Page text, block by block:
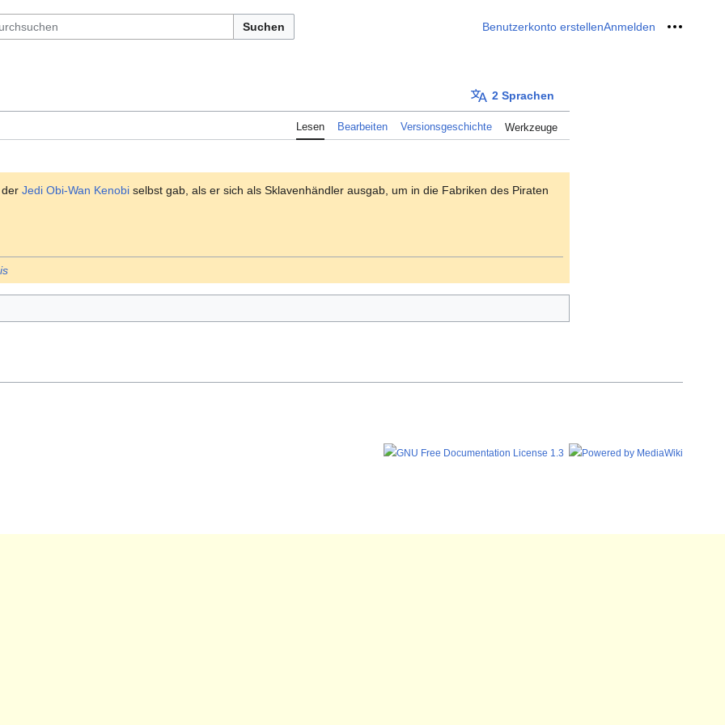
Suchen Benutzerkonto erstellenAnmelden Meine
2 Sprachen
Lesen Bearbeiten Versionsgeschichte Werkzeuge
Jedi Obi-Wan Kenobi selbst gab, als er sich als Sklavenhändler ausgab, um in die Fabriken des Piraten